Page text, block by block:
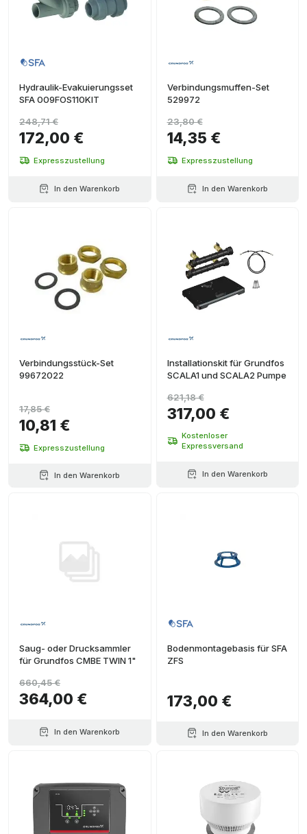
Hydraulik-Evakuierungsset
SFA 009FOS110KIT
172,00 €
248,71 €
Expresszustellung
In den Warenkorb
Verbindungsmuffen-Set
529972
14,35 €
23,80 €
Expresszustellung
In den Warenkorb
Verbindungsstück-Set
99672022
10,81 €
17,85 €
Expresszustellung
In den Warenkorb
Installationskit für Grundfos
SCALA1 und SCALA2 Pumpe
317,00 €
621,18 €
Kostenloser
Expressversand
In den Warenkorb
Saug- oder Drucksammler
für Grundfos CMBE TWIN 1"
364,00 €
660,45 €
In den Warenkorb
Bodenmontagebasis für SFA
ZFS
173,00 €
In den Warenkorb